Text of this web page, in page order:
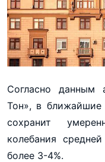
Согласно данным
Тон», в ближайшие
сохранит
колебания
более 3-4%.